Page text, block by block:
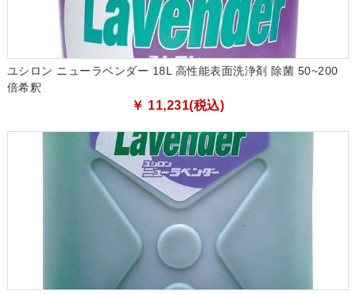
ユシロン ニューラベンダー 18L 高性能表面洗浄剤 除菌 50~200
倍希釈
￥ 11,231(税込)